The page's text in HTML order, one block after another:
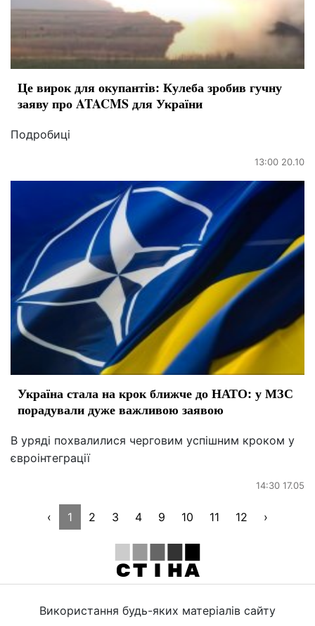
Це вирок для окупантів: Кулеба зробив гучну
заяву про ATACMS для України
Подробиці
13:00 20.10
Україна стала на крок ближче до НАТО: у МЗС
порадували дуже важливою заявою
В уряді похвалилися черговим успішним кроком у
євроінтеграції
14:30 17.05
‹ 1 2 3 4 9 10 11 12 ›
Використання будь-яких матеріалів сайту